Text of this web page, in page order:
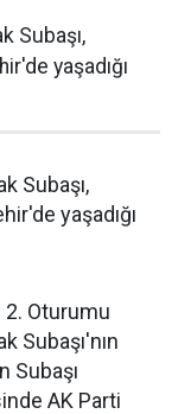
Subaşı,
yaşadığı
Subaşı,
yaşadığı
Oturumu
Subaşı'nın
Subaşı
AK Parti